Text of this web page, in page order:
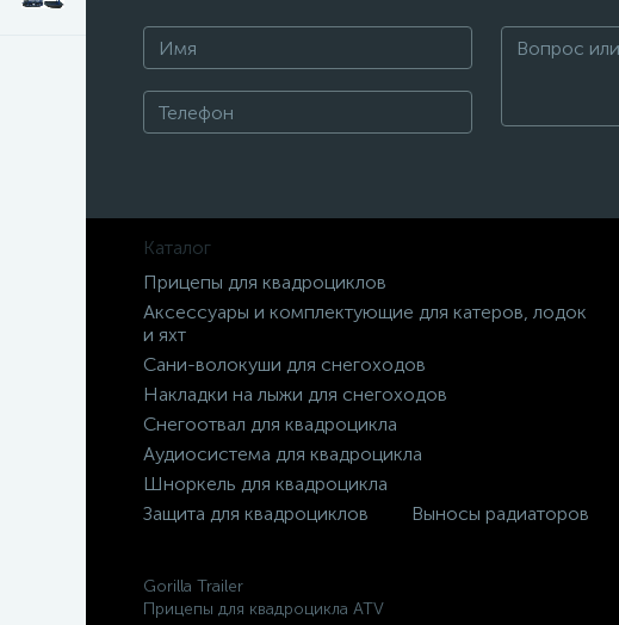
Каталог
Прицепы для квадроциклов
Аксессуары и комплектующие для катеров, лодок
и яхт
Сани-волокуши для снегоходов
Накладки на лыжи для снегоходов
Снегоотвал для квадроцикла
Аудиосистема для квадроцикла
Шноркель для квадроцикла
Защита для квадроциклов
Выносы радиаторов
Gorilla Trailer
Прицепы для квадроцикла ATV